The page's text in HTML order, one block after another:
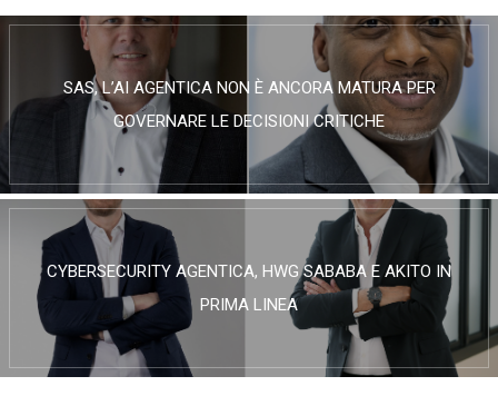
SAS, L’AI AGENTICA NON È ANCORA MATURA PER
GOVERNARE LE DECISIONI CRITICHE
CYBERSECURITY AGENTICA, HWG SABABA E AKITO IN
PRIMA LINEA